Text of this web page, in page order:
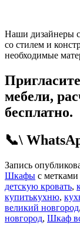
Наши дизайнеры с
со стилем и
необходимые
мебели,
бесплатно.
📞\
Запись
Шкафы с метками
детскую кровать,
купитькухню,
великий новгород,
новгород, Шкаф